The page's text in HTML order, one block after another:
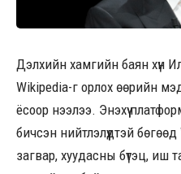
Дэлхийн хамгийн баян хүн
Wikipedia-г орлох өөрийн
ёсоор нээлээ. Энэхүү
бичсэн нийтлэлүүдтэй
загвар, хуудасны бүтэц, иш